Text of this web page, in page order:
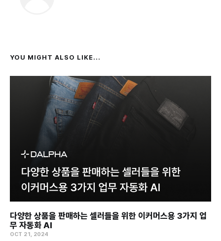
YOU MIGHT ALSO LIKE...
다양한 상품을 판매하는 셀러들을 위한 이커머스용 3가지 업
무 자동화 AI
OCT 21, 2024